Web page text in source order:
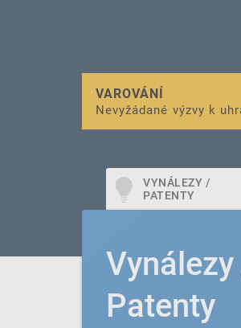
VAROVÁNÍ
Nevyžádané výzvy k
Finanční podpora
pro správu
VYNÁLEZY /
PATENTY
Patenty